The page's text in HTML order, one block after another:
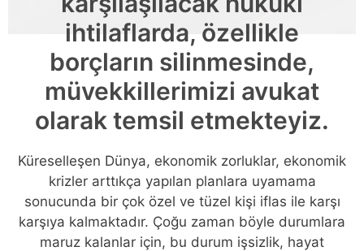
ihtilaflarda, özellikle
borçların silinmesinde,
müvekkillerimizi avukat
olarak temsil etmekteyiz.
Küreselleşen Dünya, ekonomik zorluklar, ekonomik
krizler arttıkça yapılan planlara uyamama
sonucunda bir çok özel ve tüzel kişi iflas ile karşı
karşıya kalmaktadır. Çoğu zaman böyle durumlara
maruz kalanlar için, bu durum işsizlik, hayat